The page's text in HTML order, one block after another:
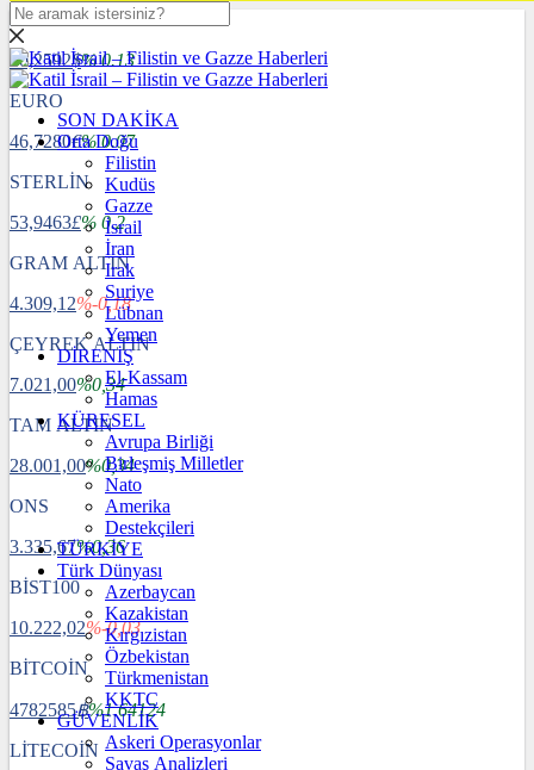
DOLAR
40,2592$% 0.13
EURO
46,7280€% 0.07
STERLİN
53,9463£% 0.2
GRAM ALTIN
4.309,12%-0,18
ÇEYREK ALTIN
7.021,00%0,34
TAM ALTIN
28.001,00%0,34
ONS
3.335,67%0,36
BİST100
10.222,02%-0,03
BİTCOİN
4782585฿%1.64124
LİTECOİN
SON DAKİKA
Orta Doğu
Filistin
Kudüs
Gazze
İsrail
İran
Irak
Suriye
Lübnan
Yemen
DİRENİŞ
El-Kassam
Hamas
KÜRESEL
Avrupa Birliği
Birleşmiş Milletler
Nato
Amerika
Destekçileri
TÜRKİYE
Türk Dünyası
Azerbaycan
Kazakistan
Kırgızistan
Özbekistan
Türkmenistan
KKTC
GÜVENLİK
Askeri Operasyonlar
Savaş Analizleri